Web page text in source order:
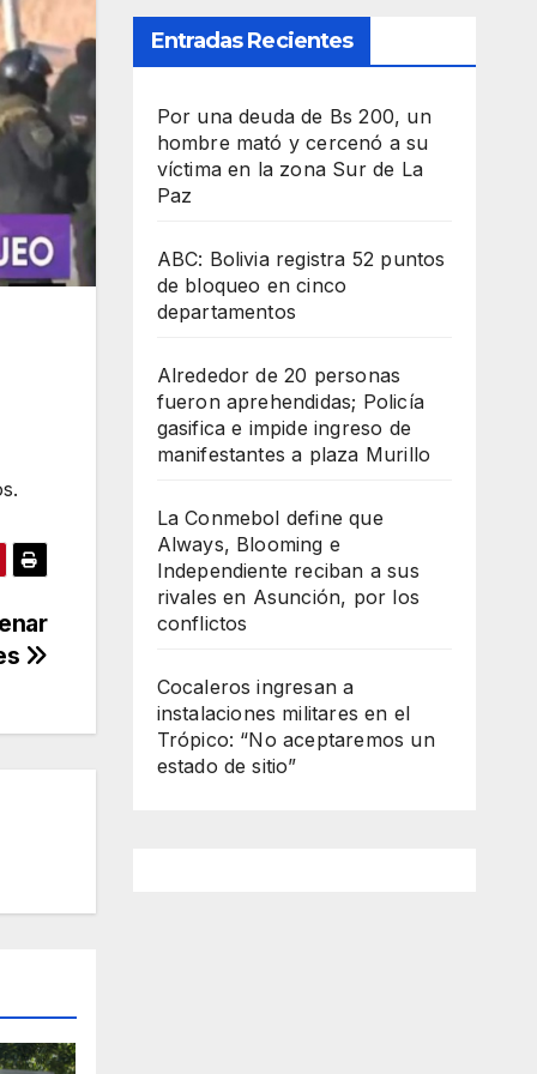
Entradas Recientes
Por una deuda de Bs 200, un
hombre mató y cercenó a su
víctima en la zona Sur de La
Paz
ABC: Bolivia registra 52 puntos
de bloqueo en cinco
departamentos
Alrededor de 20 personas
fueron aprehendidas; Policía
gasifica e impide ingreso de
manifestantes a plaza Murillo
La Conmebol define que
Always, Blooming e
Independiente reciban a sus
rivales en Asunción, por los
conflictos
Cocaleros ingresan a
instalaciones militares en el
Trópico: “No aceptaremos un
estado de sitio”